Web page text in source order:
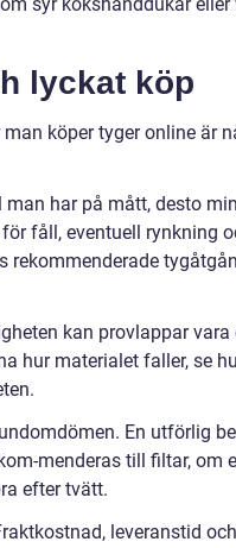
syr kökshanddukar
lyckat köp
köper tyger online är
har på mått, desto
fåll, eventuell rynkning
kan provlappar
hur materialet faller, se
En utförlig
menderas till filtar, om
efter tvätt.
leveranstid